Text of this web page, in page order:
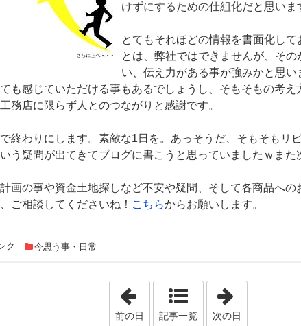
けずにするための仕組化だと思いま
とてもそれほどの情報を書面化して
とは、弊社ではできませんが、そ
い、伝え力がある事が強みかと思い
も感じていただける事もあるでしょうし、そもそもの考え
務店に限らず人とのつながりと感謝です。
終わりにします。素敵な1日を。あっそうだ、そもそもリ
う疑問が出てきてブログに書こうと思っていましたｗまた
画の事や資金土地探しなど不安や疑問、そして各商品への
ご相談してくださいね！ こちらからお願いします。
ク 今思う事・日常
「2021年5月27日」
前の日 記事一覧 次の日